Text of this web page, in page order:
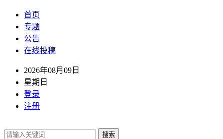
首页
专题
公告
在线投稿
2026年08月09日
星期日
登录
注册
搜索